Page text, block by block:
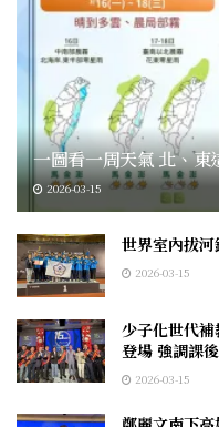
一圖看一周天氣 北、
2026-03-15
世界室內拔
2026-03-15
少子化世代
登場 強調課
2026-03-15